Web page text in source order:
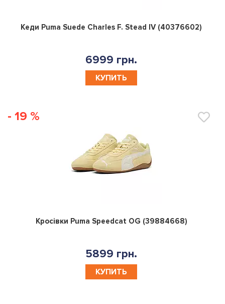
0
Кеди Puma Suede Charles F. Stead IV (40376602)
6999 грн.
КУПИТЬ
- 19 %
0
Кросівки Puma Speedcat OG (39884668)
5899 грн.
КУПИТЬ